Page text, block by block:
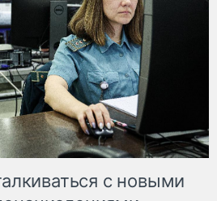
с новыми